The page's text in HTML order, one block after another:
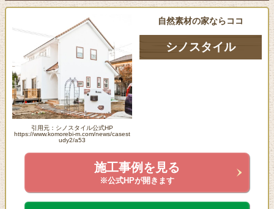
自然素材の家ならココ
シノスタイル
引用元：シノスタイル公式HP
https://www.komorebi-m.com/news/casest
udy2/a53
施工事例を見る
※公式HPが開きます